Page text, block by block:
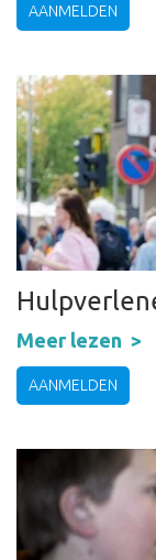
AANMELDEN
Meer lezen
AANMELDEN